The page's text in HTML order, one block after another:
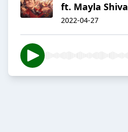
ft. Mayla Shiva
2022-04-27